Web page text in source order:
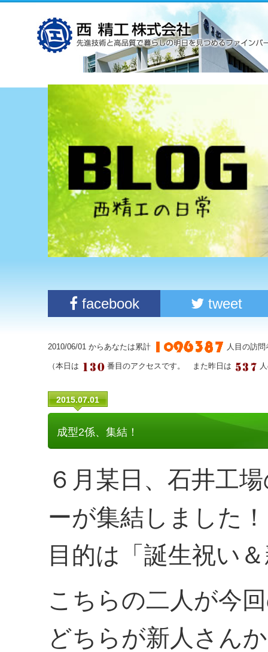
facebook tweet
2010/06/01 からあなたは累計 人目の訪
（本日は 番目のアクセスです。 また昨日は
2015.07.01
成型2係、集結！
６月某日、石井工
ーが集結しました！
目的は「誕生祝い
こちらの二人が今
どちらが新人さん